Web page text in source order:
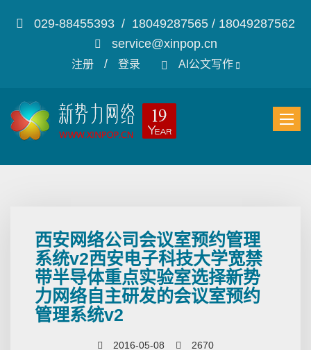
029-88455393 / 18049287565 / 18049287562
service@xinpop.cn
注册/ 登录 AI公文写作
西安网络公司会议室预约管理
系统v2西安电子科技大学宽禁
带半导体重点实验室选择新势
力网络自主研发的会议室预约
管理系统v2
2016-05-08 2670